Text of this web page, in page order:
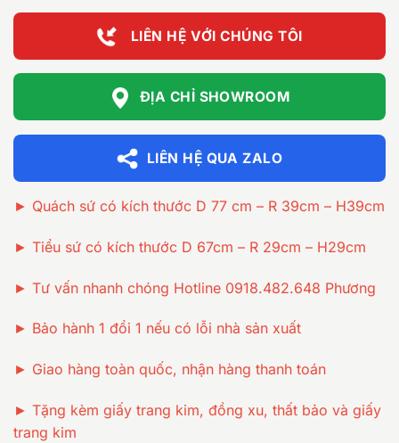
4.000.000
LIÊN HỆ VỚI CHÚNG TÔI
ĐỊA CHỈ SHOWROOM
LIÊN HỆ QUA ZALO
► Quách sứ có kích thước D 77 cm – R 39cm – H39cm
► Tiểu sứ có kích thước D 67cm – R 29cm – H29cm
► Tư vấn nhanh chóng Hotline 0918.482.648 Phương
► Bảo hành 1 đổi 1 nếu có lỗi nhà sản xuất
► Giao hàng toàn quốc, nhận hàng thanh toán
► Tặng kèm giấy trang kim, đồng xu, thất bảo và giấy
trang kim